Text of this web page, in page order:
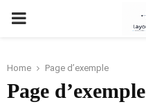
PRIMARY
Home Page d’exemple
Page d’exemple